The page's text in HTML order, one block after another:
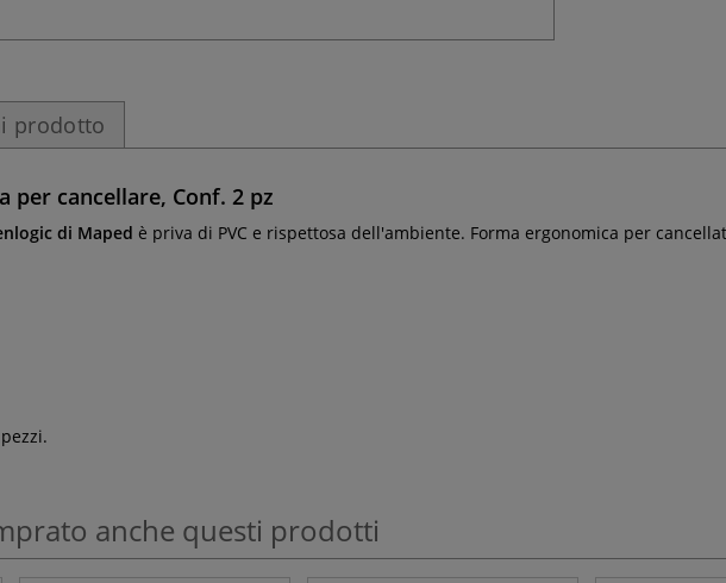
prodotto
per cancellare, Conf. 2 pz
di Maped è priva di PVC e rispettosa dell'ambiente. Forma ergonomica per
anche questi prodotti